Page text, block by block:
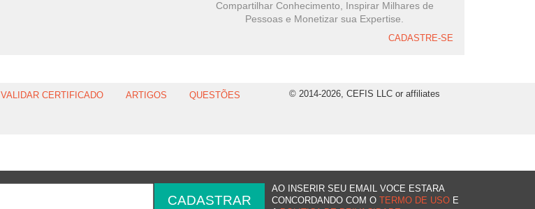
Compartilhar Conhecimento, Inspirar Milhares de
Pessoas e Monetizar sua Expertise.
CADASTRE-SE
VALIDAR CERTIFICADO ARTIGOS QUESTÕES © 2014-2026, CEFIS LLC or affiliates
AO INSERIR SEU EMAIL VOCE ESTARA
CONCORDANDO COM O
TERMO DE USO E